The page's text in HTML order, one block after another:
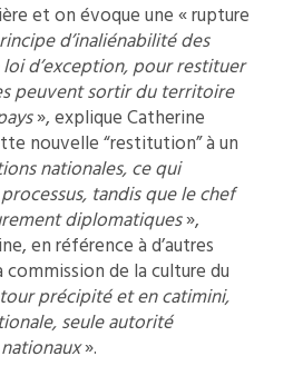
et on évoque une « rupture
d’inaliénabilité des
d’exception, pour restituer
peuvent sortir du territoire
», explique Catherine
nouvelle “restitution” à un
nationales, ce qui
tandis que le chef
diplomatiques»,
en référence à d’autres
de la culture du
précipité et en catimini,
seule autorité
».